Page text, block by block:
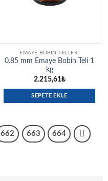
EMAYE BOBIN TELLERI
0.85 mm Emaye Bobin Teli 1
kg
2.215,61₺
SEPETE EKLE
662 663 664